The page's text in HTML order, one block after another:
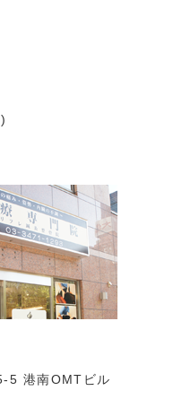
5 港南OMTビル